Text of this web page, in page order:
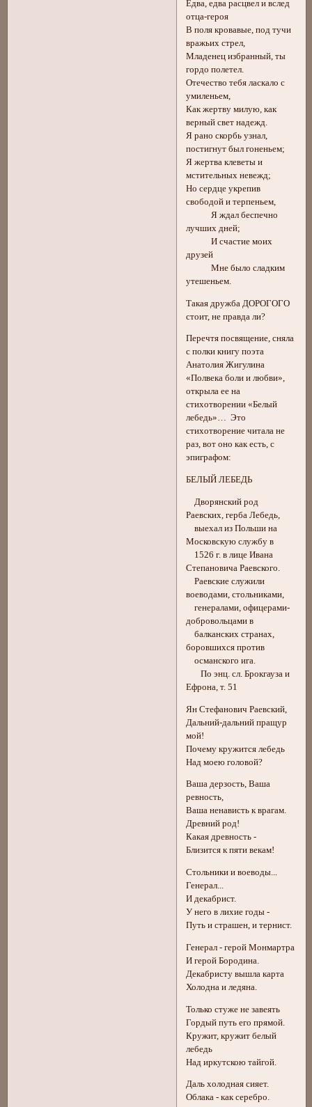
Едва, едва расцвел и вслед
отца-героя
В поля кровавые, под тучи
вражьих стрел,
Младенец избранный, ты
гордо полетел.
Отечество тебя ласкало с
умиленьем,
Как жертву милую, как
верный свет надежд.
Я рано скорбь узнал,
постигнут был гоненьем;
Я жертва клеветы и
мстительных невежд;
Но сердце укрепив
свободой и терпеньем,
Я ждал беспечно
лучших дней;
И счастие моих
друзей
Мне было сладким
утешеньем.
Такая дружба ДОРОГОГО
стоит, не правда ли?
Перечтя посвящение, сняла
с полки книгу поэта
Анатолия Жигулина
«Полвека боли и любви»,
открыла ее на
стихотворении «Белый
лебедь»… Это
стихотворение читала не
раз, вот оно как есть, с
эпиграфом:
БЕЛЫЙ ЛЕБЕДЬ
Дворянский род
Раевских, герба Лебедь,
выехал из Польши на
Московскую службу в
1526 г. в лице Ивана
Степановича Раевского.
Раевские служили
воеводами, стольниками,
генералами, офицерами-
добровольцами в
балканских странах,
боровшихся против
османского ига.
По энц. сл. Брокгауза и
Ефрона, т. 51
Ян Стефанович Раевский,
Дальний-дальний пращур
мой!
Почему кружится лебедь
Над моею головой?
Ваша дерзость, Ваша
ревность,
Ваша ненависть к врагам.
Древний род!
Какая древность -
Близится к пяти векам!
Стольники и воеводы...
Генерал...
И декабрист.
У него в лихие годы -
Путь и страшен, и тернист.
Генерал - герой Монмартра
И герой Бородина.
Декабристу вышла карта
Холодна и ледяна.
Только стуже не завеять
Гордый путь его прямой.
Кружит, кружит белый
лебедь
Над иркутскою тайгой.
Даль холодная сияет.
Облака - как серебро.